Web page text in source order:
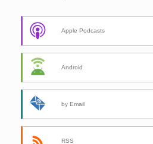
Apple Podcasts
Android
by Email
RSS